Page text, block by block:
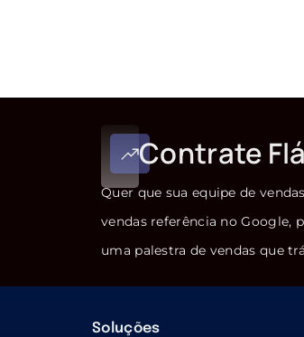
Contrate
Quer que sua equipe de
vendas referência no Google,
uma palestra de vendas que
Soluções